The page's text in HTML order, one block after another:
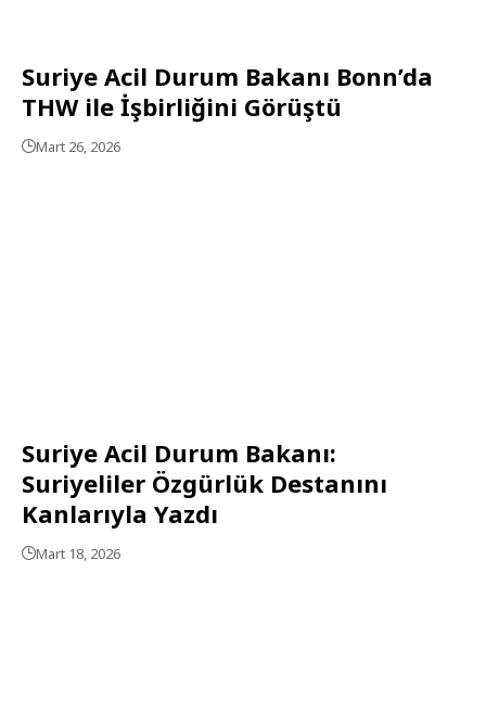
Suriye Acil Durum Bakanı Bonn’da
THW ile İşbirliğini Görüştü
Mart 26, 2026
Suriye Acil Durum Bakanı:
Suriyeliler Özgürlük Destanını
Kanlarıyla Yazdı
Mart 18, 2026